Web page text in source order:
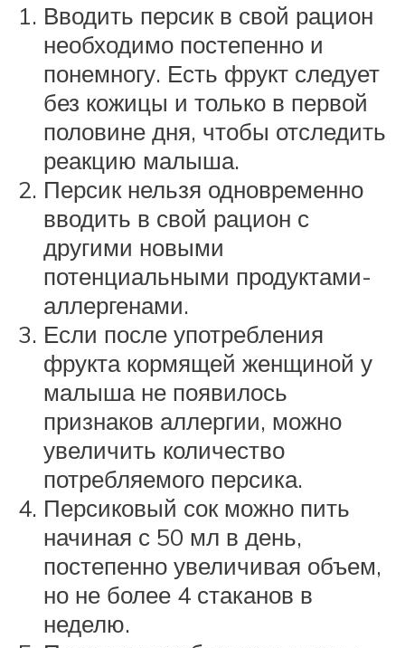
Вводить персик в свой рацион
необходимо постепенно и
понемногу. Есть фрукт следует
без кожицы и только в первой
половине дня, чтобы отследить
реакцию малыша.
Персик нельзя одновременно
вводить в свой рацион с
другими новыми
потенциальными продуктами-
аллергенами.
Если после употребления
фрукта кормящей женщиной у
малыша не появилось
признаков аллергии, можно
увеличить количество
потребляемого персика.
Персиковый сок можно пить
начиная с 50 мл в день,
постепенно увеличивая объем,
но не более 4 стаканов в
неделю.